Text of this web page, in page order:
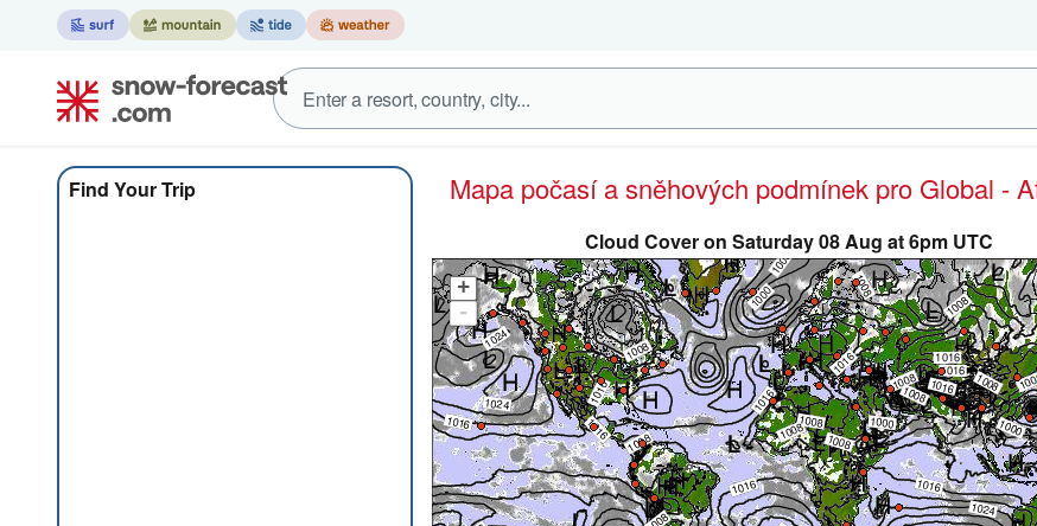
Find Your Trip Mapa počasí a sněhových podmínek pro Global -
Cloud Cover on Saturday 08 Aug at 6pm UTC
+
-